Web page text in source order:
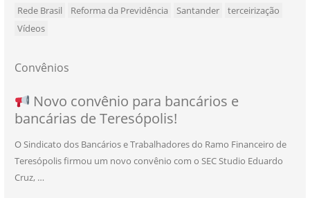
Rede Brasil
Reforma da Previdência Santander
terceirização
Vídeos
Convênios
SEU NOVO BENEFÍCIO CHEGOU
Novo convênio para bancários e
bancárias de Teresópolis!
O Sindicato dos Bancários e Trabalhadores do Ramo Financeiro de
Teresópolis firmou um novo convênio com o SEC Studio Eduardo
Cruz, …
NOVO CONVÊNIO PARA VOCÊ, BANCÁRIO
E BANCÁRIA!
Convênio com a Rede de Ensino Técnico e
Centro de Qualificação Técnica